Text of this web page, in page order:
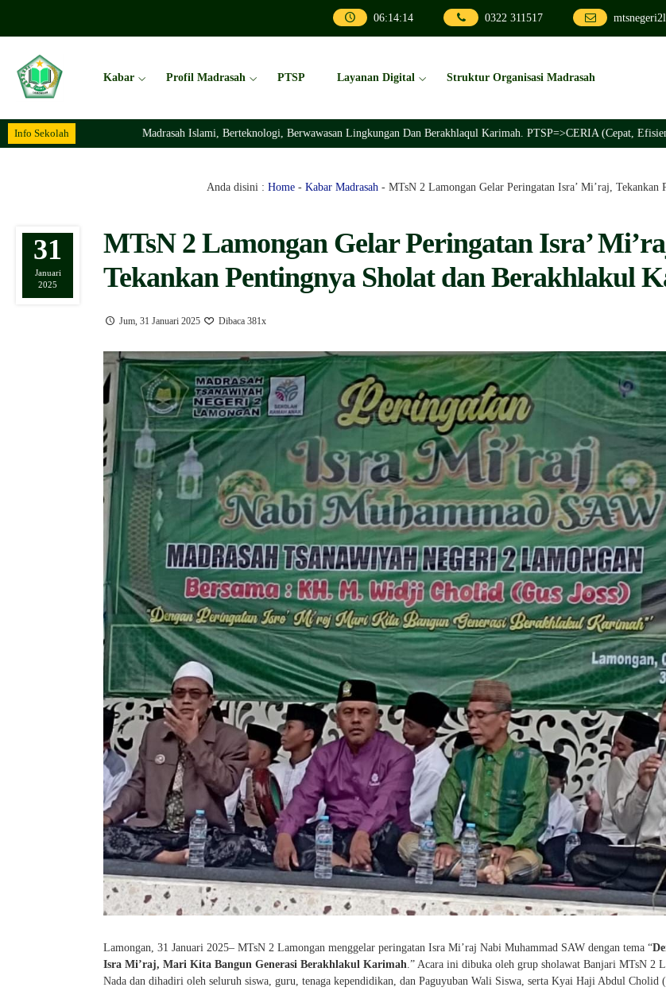
06:14:16 0322 311517
Kabar Profil Madrasah PTSP Layanan Digital Struktur Organisasi Madrasah
Info Sekolah Madrasah Islami, Berteknologi, Berwawasan Lingkungan Dan Berakhlaqul Karimah. PTSP=>CERIA (Cepat, Efisien, Ramah,
Anda disini : Home- Kabar Madrasah- MTsN 2 Lamongan Gelar Peringatan Isra’ Mi’raj,
31
Januari
2025
MTsN 2 Lamongan Gelar Peringatan Isra’
Tekankan Pentingnya Sholat dan Berakhlakul
Jum, 31 Januari 2025 Dibaca 381x
Lamongan, 31 Januari 2025– MTsN 2 Lamongan menggelar peringatan Isra Mi’raj Nabi Muhammad SAW dengan tema “
Isra Mi’raj, Mari Kita Bangun Generasi Berakhlakul Karimah .” Acara ini dibuka oleh grup sholawat Banjari MTsN 2
Nada dan dihadiri oleh seluruh siswa, guru, tenaga kependidikan, dan Paguyuban Wali Siswa, serta Kyai Haji Abdul Cholid